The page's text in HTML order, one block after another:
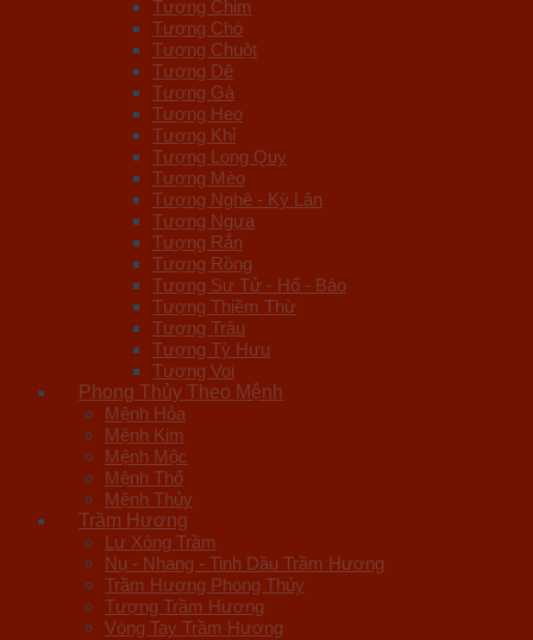
Tượng Chim
Tượng Chó
Tượng Chuột
Tượng Dê
Tượng Gà
Tượng Heo
Tượng Khỉ
Tượng Long Quy
Tượng Mèo
Tượng Nghê - Kỳ Lân
Tượng Ngựa
Tượng Rắn
Tượng Rồng
Tượng Sư Tử - Hổ - Báo
Tượng Thiềm Thừ
Tượng Trâu
Tượng Tỳ Hưu
Tượng Voi
Phong Thủy Theo Mệnh
Mệnh Hỏa
Mệnh Kim
Mệnh Mộc
Mệnh Thổ
Mệnh Thủy
Trầm Hương
Lư Xông Trầm
Nụ - Nhang - Tinh Dầu Trầm Hương
Trầm Hương Phong Thủy
Tượng Trầm Hương
Vòng Tay Trầm Hương